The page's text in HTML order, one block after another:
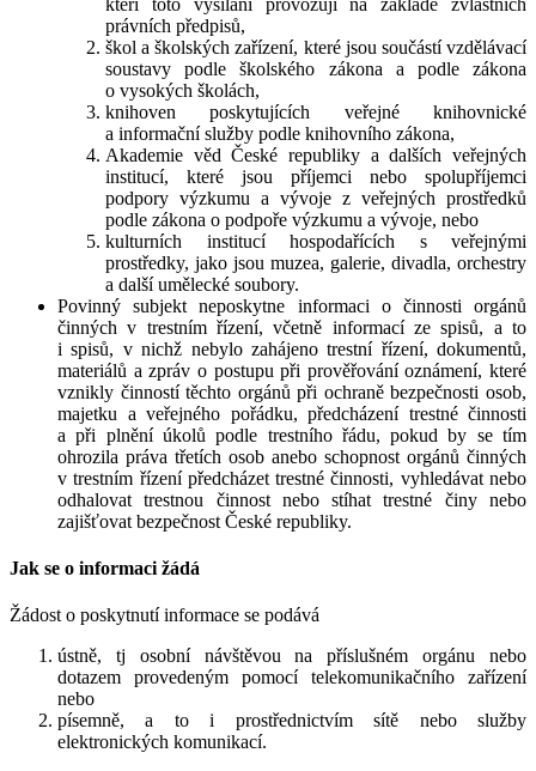
kteří toto vysílání provozují na základě zvláštních
právních předpisů,
škol a školských zařízení, které jsou součástí vzdělávací
soustavy podle školského zákona a podle zákona
o vysokých školách,
knihoven poskytujících veřejné knihovnické
a informační služby podle knihovního zákona,
Akademie věd České republiky a dalších veřejných
institucí, které jsou příjemci nebo spolupříjemci
podpory výzkumu a vývoje z veřejných prostředků
podle zákona o podpoře výzkumu a vývoje, nebo
kulturních institucí hospodařících s veřejnými
prostředky, jako jsou muzea, galerie, divadla, orchestry
a další umělecké soubory.
Povinný subjekt neposkytne informaci o činnosti orgánů
činných v trestním řízení, včetně informací ze spisů, a to
i spisů, v nichž nebylo zahájeno trestní řízení, dokumentů,
materiálů a zpráv o postupu při prověřování oznámení, které
vznikly činností těchto orgánů při ochraně bezpečnosti osob,
majetku a veřejného pořádku, předcházení trestné činnosti
a při plnění úkolů podle trestního řádu, pokud by se tím
ohrozila práva třetích osob anebo schopnost orgánů činných
v trestním řízení předcházet trestné činnosti, vyhledávat nebo
odhalovat trestnou činnost nebo stíhat trestné činy nebo
zajišťovat bezpečnost České republiky.
Jak se o informaci žádá
Žádost o poskytnutí informace se podává
ústně, tj osobní návštěvou na příslušném orgánu nebo
dotazem provedeným pomocí telekomunikačního zařízení
nebo
písemně, a to i prostřednictvím sítě nebo služby
elektronických komunikací.